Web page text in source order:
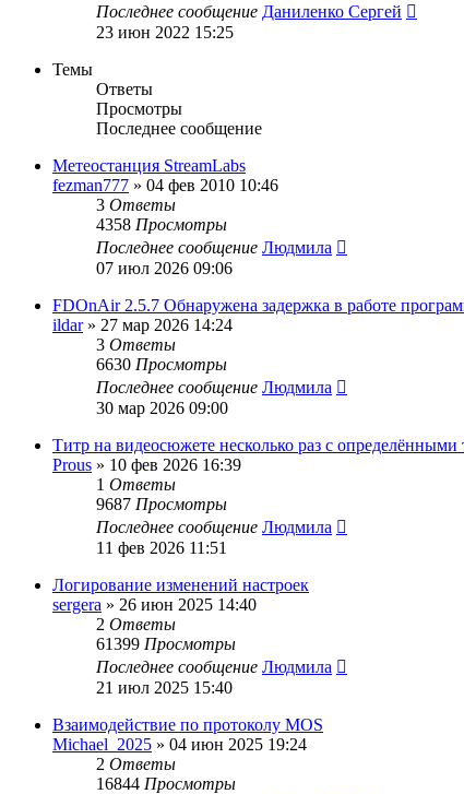
Последнее сообщение Даниленко Сергей
23 июн 2022 15:25
Темы
Ответы
Просмотры
Последнее сообщение
Метеостанция StreamLabs
fezman777 » 04 фев 2010 10:46
3 Ответы
4358 Просмотры
Последнее сообщение Людмила
07 июл 2026 09:06
FDOnAir 2.5.7 Обнаружена задержка в работе
ildar» 27 мар 2026 14:24
3 Ответы
6630 Просмотры
Последнее сообщение Людмила
30 мар 2026 09:00
Титр на видеосюжете несколько раз с определёнными
Prous » 10 фев 2026 16:39
1 Ответы
9687 Просмотры
Последнее сообщение Людмила
11 фев 2026 11:51
Логирование изменений настроек
sergera » 26 июн 2025 14:40
2 Ответы
61399 Просмотры
Последнее сообщение Людмила
21 июл 2025 15:40
Взаимодействие по протоколу MOS
Michael_2025 » 04 июн 2025 19:24
2 Ответы
16844 Просмотры